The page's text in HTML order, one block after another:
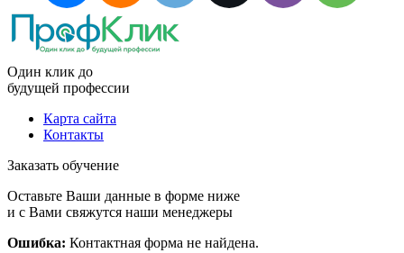
Один клик до
будущей профессии
Карта сайта
Контакты
Заказать обучение
Оставьте Ваши данные в форме ниже
и с Вами свяжутся наши менеджеры
Ошибка: Контактная форма не найдена.